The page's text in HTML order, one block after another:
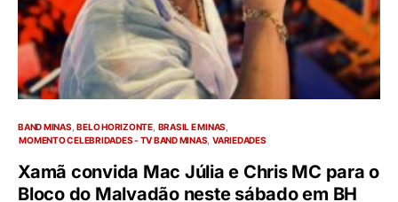
BAND MINAS BELO HORIZONTE BRASIL E MINAS
MOMENTO CELEBRIDADES - TV BAND MINAS VARIEDADES
Xamã convida Mac Júlia e Chris MC para o
Bloco do Malvadão neste sábado em BH